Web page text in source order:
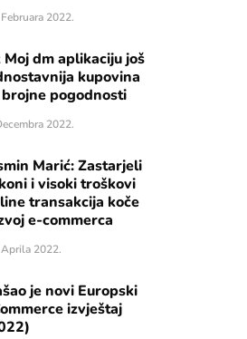
2022.
Moj dm aplikaciju još
kupovina
pogodnosti
2022.
Marić: Zastarjeli
i visoki troškovi
transakcija koče
e-commerca
2022.
je novi Europski
izvještaj